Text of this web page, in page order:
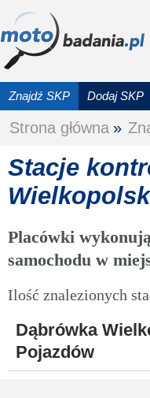
Znajdź SKP Dodaj SKP
Strona główna »
Stacje
Placówki
samochodu w
Ilość znalezionych
Dąbrówka
Pojazdów